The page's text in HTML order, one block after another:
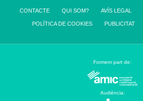
CONTACTE QUI SOM? AVÍS LEGAL
POLÍTICA DE COOKIES PUBLICITAT
Formem part de:
Audiència: